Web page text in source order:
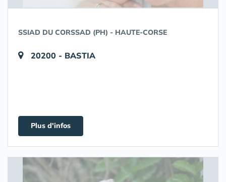
SSIAD DU CORSSAD (PH) - HAUTE-CORSE
20200 - BASTIA
Plus d'infos